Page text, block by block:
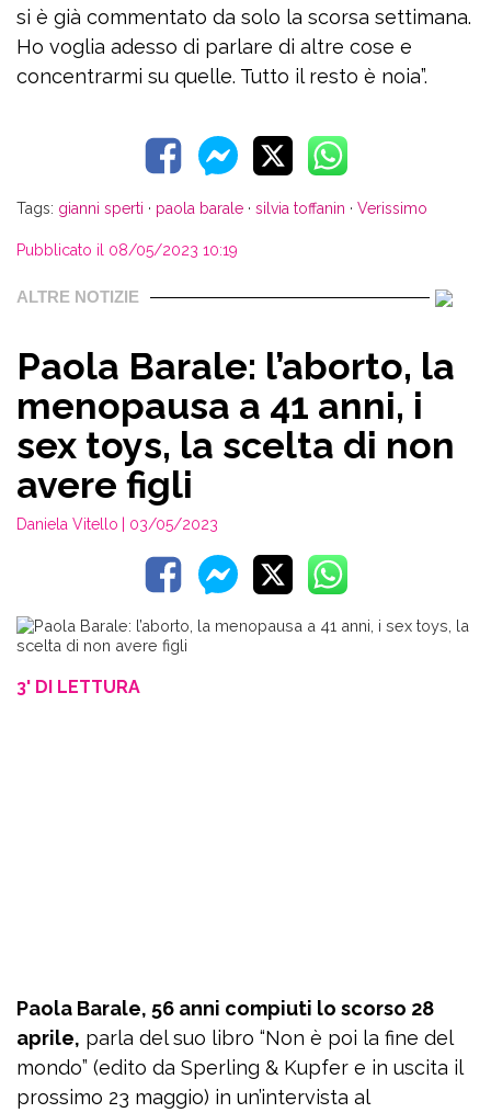
si è già commentato da solo la scorsa settimana.
Ho voglia adesso di parlare di altre cose e
concentrarmi su quelle. Tutto il resto è noia”.
Tags: gianni sperti · paola barale · silvia toffanin · Verissimo
Pubblicato il 08/05/2023 10:19
ALTRE NOTIZIE
Paola Barale: l’aborto, la
menopausa a 41 anni, i
sex toys, la scelta di non
avere figli
Daniela Vitello | 03/05/2023
3' DI LETTURA
Paola Barale, 56 anni compiuti lo scorso 28
aprile, parla del suo libro “Non è poi la fine del
mondo” (edito da Sperling & Kupfer e in uscita il
prossimo 23 maggio) in un’intervista al